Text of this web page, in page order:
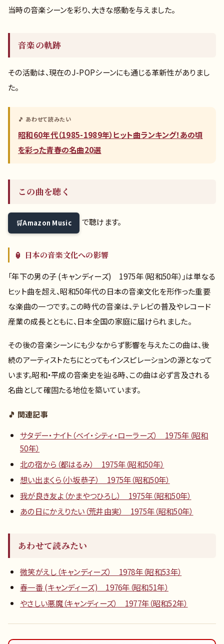
当時の音楽シーンを彩り、大きな感動を与えました。
音楽の軌跡
その活動は、現在のJ-POPシーンにも通じる革新性がありまし
た。
🎵 あわせて読みたい
昭和60年代（1985-1989年）ヒット曲ランキング！あの頃
を彩った青春の名曲20選
この曲を聴く
Amazon Music で聴けます。
🏮 日本の音楽文化への影響
「年下の男の子 (キャンディーズ) 1975年（昭和50年）」は単なる
ヒット曲を超え、昭和50年代の日本の音楽文化を形作った重要
な楽曲の一つです。この時代の音楽は、テレビの普及やレコード
産業の成長とともに、日本全国の家庭に届けられました。
その後の音楽シーンにも少なからず影響を与えたこの曲は、後
続のアーティストたちにとってもインスピレーションの源となって
います。昭和・平成の音楽史を辿る時、この曲は必ず言及される
名曲として確固たる地位を築いています。
🎵 関連記事
サタデー・ナイト（ベイ・シティ・ローラーズ） 1975年（昭和
50年）
北の宿から（都はるみ） 1975年（昭和50年）
想い出まくら（小坂恭子） 1975年（昭和50年）
我が良き友よ（かまやつひろし） 1975年（昭和50年）
あの日にかえりたい（荒井由実） 1975年（昭和50年）
あわせて読みたい
微笑がえし（キャンディーズ） 1978年（昭和53年）
春一番 (キャンディーズ) 1976年（昭和51年）
やさしい悪魔（キャンディーズ） 1977年（昭和52年）